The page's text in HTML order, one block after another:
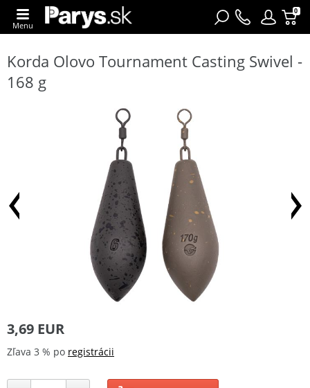
0
Menu
Korda Olovo Tournament Casting Swivel -
168 g
3,69 EUR
Zľava 3 % po registrácii